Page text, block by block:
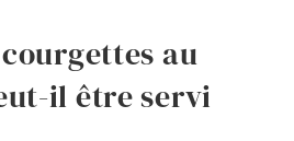
au
il être servi